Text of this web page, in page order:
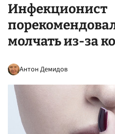
Инфекционист
молчать из-за
Антон Демидов